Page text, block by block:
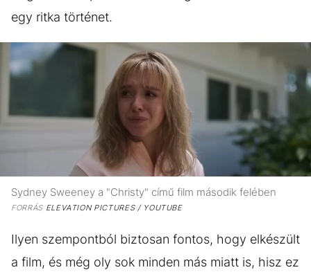
egy ritka történet.
Sydney Sweeney a "Christy" című film második felében
FORRÁSELEVATION PICTURES / YOUTUBE
Ilyen szempontból biztosan fontos, hogy elkészült
a film, és még oly sok minden más miatt is, hisz ez